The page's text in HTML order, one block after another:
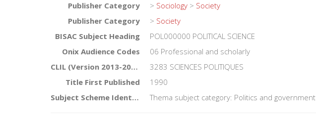
Publisher Category
> Sociology > Society
Publisher Category
> Society
BISAC Subject Heading
POL000000 POLITICAL SCIENCE
Onix Audience Codes
06 Professional and scholarly
CLIL (Version 2013-2019)
3283 SCIENCES POLITIQUES
Title First Published
1990
Subject Scheme Identifier Code
Thema subject category: Politics and government